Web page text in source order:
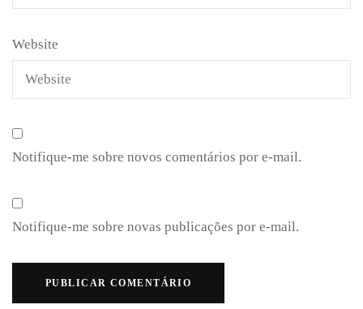
Website
Notifique-me sobre novos comentários por e-mail.
Notifique-me sobre novas publicações por e-mail.